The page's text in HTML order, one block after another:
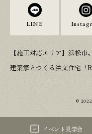
イベント見学会
LINE
【施工対応エリア】浜松
建築家とつくる注文住宅「
©